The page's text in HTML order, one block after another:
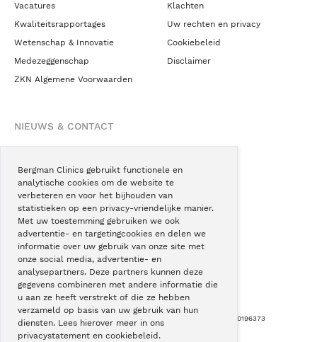
Bergman Clinics gebruikt functionele en
analytische cookies om de website te
verbeteren en voor het bijhouden van
statistieken op een privacy-vriendelijke manier.
Met uw toestemming gebruiken we ook
advertentie- en targetingcookies en delen we
informatie over uw gebruik van onze site met
onze social media, advertentie- en
analysepartners. Deze partners kunnen deze
gegevens combineren met andere informatie die
u aan ze heeft verstrekt of die ze hebben
verzameld op basis van uw gebruik van hun
diensten. Lees hierover meer in ons
privacystatement en cookiebeleid.
Vacatures
Kwaliteitsrapportages
Wetenschap & Innovatie
Medezeggenschap
ZKN Algemene Voorwaarden
Klachten
Uw rechten en privacy
Cookiebeleid
Disclaimer
NIEUWS & CONTACT
Blogs
Podcast
Pressroom
Instagram
Facebook
LinkedIn
Copyright © Bergman Clinics 2026 KVK nummer: 30196373